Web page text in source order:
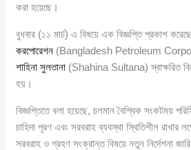
করা হয়েছে।
বুধবার (১১ মার্চ) এ বিষয়ে এক বিজ্ঞপ্তি প্রকাশ
করপোরেশন (Bangladesh Petroleum
শাহিনা সুলতানা (Shahina Sultana) স্বাক্ষরিত
হয়।
বিজ্ঞপ্তিতে বলা হয়েছে, চলমান বৈশ্বিক সংকটময়
চাহিদা পূরণ এবং সরবরাহ ব্যবস্থা স্থিতিশীল রাখার
সরবরাহ ও গ্রহণ সংক্রান্ত বিষয়ে নতুন নির্দেশনা